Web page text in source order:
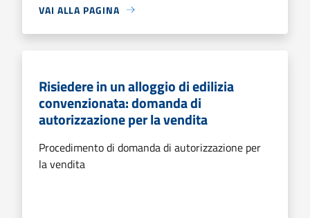
VAI ALLA PAGINA
Risiedere in un alloggio di edilizia
convenzionata: domanda di
autorizzazione per la vendita
Procedimento di domanda di autorizzazione per
la vendita